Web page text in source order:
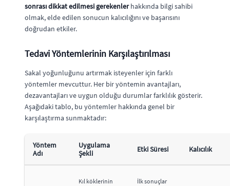
sonrası dikkat edilmesi gerekenlerhakkında bilgi sahibi
olmak, elde edilen sonucun kalıcılığını ve başarısını
doğrudan etkiler.
Tedavi Yöntemlerinin Karşılaştırılması
Sakal yoğunluğunu artırmak isteyenler için farklı
yöntemler mevcuttur. Her bir yöntemin avantajları,
dezavantajları ve uygun olduğu durumlar farklılık gösterir.
Aşağıdaki tablo, bu yöntemler hakkında genel bir
karşılaştırma sunmaktadır:
Yöntem
Adı
Uygulama
Şekli
Etki Süresi Kalıcılık
Kıl köklerinin
İlk sonuçlar